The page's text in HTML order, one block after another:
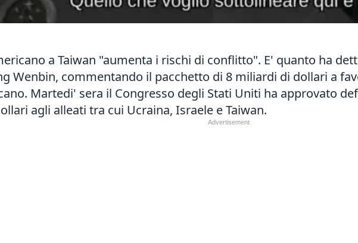
a Taiwan "aumenta i rischi di conflitto". E' quanto ha
Wenbin, commentando il pacchetto di 8 miliardi di dollari a
Martedi' sera il Congresso degli Stati Uniti ha approvato
agli alleati tra cui Ucraina, Israele e Taiwan.